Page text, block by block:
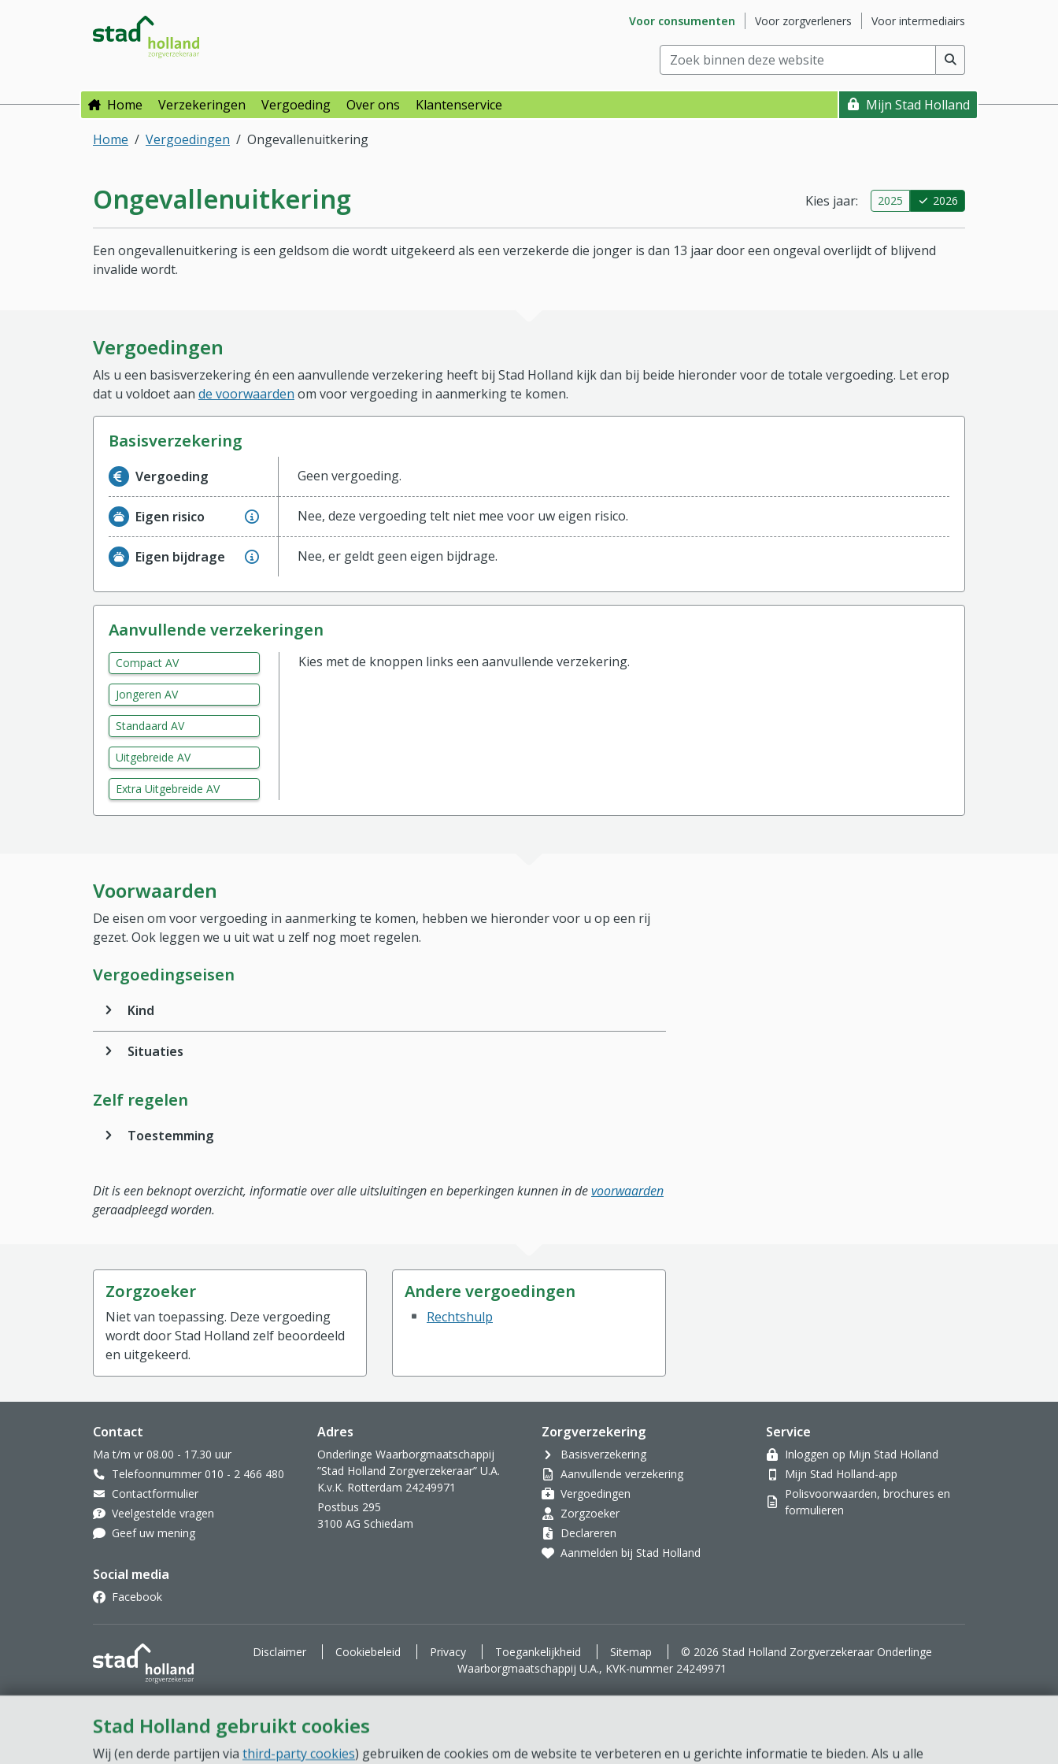
Stad Holland gebruikt cookies
Wij (en derde partijen via third-party cookies) gebruiken de cookies om de website te verbeteren en u gerichte informatie te bieden. Als u alle
Direct naar hoofdinhoud
Direct naar hoofdmenu Ga naar subsite
Voor consumenten Ga naar subsite
Voor zorgverleners Ga naar subsite
Voor intermediairs
Zoek binnen deze website(min. 2 tekens)
Home Verzekeringen Vergoeding Over ons Klantenservice
Mijn Stad Holland
Home
Vergoedingen Ongevallenuitkering
Ongevallenuitkering Kies jaar: 2025 2026
Een ongevallenuitkering is een geldsom die wordt uitgekeerd als een verzekerde die jonger is dan 13 jaar door een ongeval overlijdt of blijvend
invalide wordt.
Vergoedingen
Als u een basisverzekering én een aanvullende verzekering heeft bij Stad Holland kijk dan bij beide hieronder voor de totale vergoeding. Let erop
dat u voldoet aan de voorwaarden om voor vergoeding in aanmerking te komen.
basisverzekering
Informatie over de vergoeding van de basisverzekering
Vergoeding Geen vergoeding.
Eigen risico Nee, deze vergoeding telt niet mee voor uw eigen risico.
Eigen bijdrage Nee, er geldt geen eigen bijdrage.
aanvullende verzekeringen
Compact AV
Jongeren AV
Standaard AV
Uitgebreide AV
Extra Uitgebreide AV
Kies met de knoppen links een aanvullende verzekering.
Voorwaarden
De eisen om voor vergoeding in aanmerking te komen, hebben we hieronder voor u op een rij
gezet. Ook leggen we u uit wat u zelf nog moet regelen.
Vergoedingseisen
Kind
Situaties
Zelf regelen
Toestemming
Dit is een beknopt overzicht, informatie over alle uitsluitingen en beperkingen kunnen in devoorwaarden
geraadpleegd worden.
Zorgzoeker
Niet van toepassing. Deze vergoeding
wordt door Stad Holland zelf beoordeeld
en uitgekeerd.
Andere vergoedingen
Rechtshulp
Website footer
Contact
Ma t/m vr 08.00 - 17.30 uur
Telefoonnummer 010 - 2 466 480
Contactformulier
Veelgestelde vragen
Geef uw mening
Social media
Facebook
Adres
Onderlinge Waarborgmaatschappij
”Stad Holland Zorgverzekeraar” U.A.
K.v.K. Rotterdam 24249971
Postbus 295
3100 AG Schiedam
Zorgverzekering
Basisverzekering
Aanvullende verzekering
Vergoedingen
Zorgzoeker
Declareren
Aanmelden bij Stad Holland
Service
Inloggen op Mijn Stad Holland
Mijn Stad Holland-app
Polisvoorwaarden, brochures en
formulieren
Stad Holland Zorgverzekeraar
Disclaimer Cookiebeleid Privacy Toegankelijkheid Sitemap
© 2026 Stad Holland Zorgverzekeraar Onderlinge
Waarborgmaatschappij U.A., KVK-nummer 24249971